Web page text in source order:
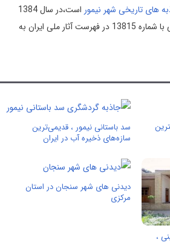
های تاریخی شهر نیمور
است،در سال 1384
توسط سازمان میراث فرهنگی با شماره 13815 در فهرست آثار ملی ایران به
سد باستانی نیمور ، قدیمی‌ترین
سازه‌های ذخیره آب در ایران
،
دیدنی های شهر سنجان در استان
مرکزی